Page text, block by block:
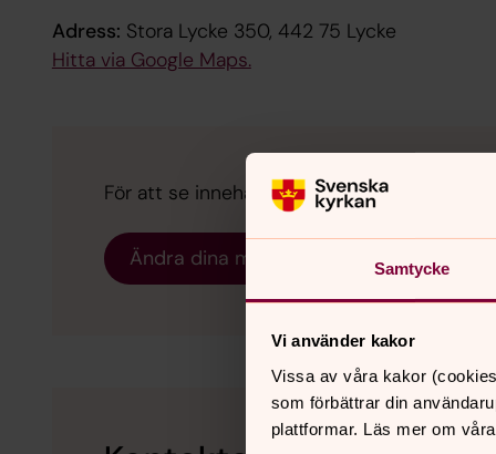
Samtycke
Vi använder kakor
Vissa av våra kakor
som förbättrar din
plattformar. Läs mer om
Adress: Stora Lycke 350, 442 75 Lycke
Hitta via Google Maps.
För att se innehållet behöver du acceptera
Ändra dina marknadsföring för kakor